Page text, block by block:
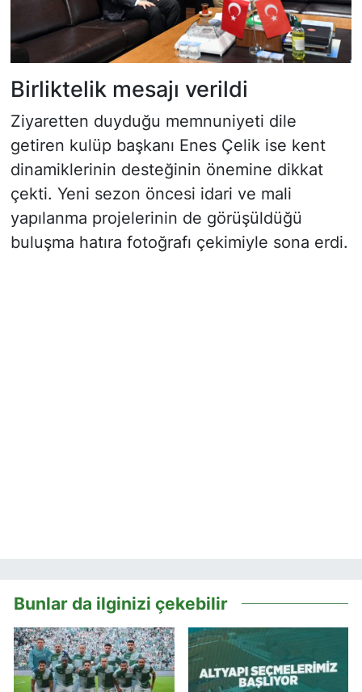
Birliktelik mesajı verildi
Ziyaretten duyduğu memnuniyeti dile
getiren kulüp başkanı Enes Çelik ise kent
dinamiklerinin desteğinin önemine dikkat
çekti. Yeni sezon öncesi idari ve mali
yapılanma projelerinin de görüşüldüğü
buluşma hatıra fotoğrafı çekimiyle sona erdi.
Bunlar da ilginizi çekebilir